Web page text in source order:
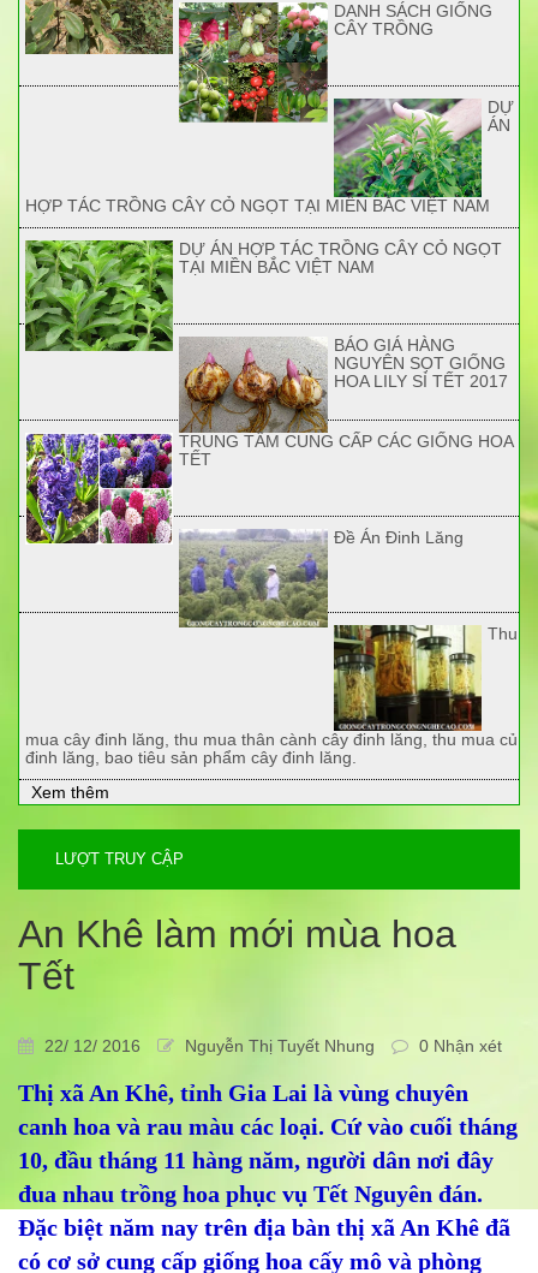
DANH SÁCH GIỐNG
CÂY TRỒNG
DỰ
ÁN
HỢP TÁC TRỒNG CÂY CỎ NGỌT TẠI MIỀN BẮC VIỆT NAM
DỰ ÁN HỢP TÁC TRỒNG CÂY CỎ NGỌT
TẠI MIỀN BẮC VIỆT NAM
BÁO GIÁ HÀNG
NGUYÊN SỌT GIỐNG
HOA LILY SỈ TẾT 2017
TRUNG TÂM CUNG CẤP CÁC GIỐNG HOA
TẾT
Đề Án Đinh Lăng
Thu
mua cây đinh lăng, thu mua thân cành cây đinh lăng, thu mua củ
đinh lăng, bao tiêu sản phẩm cây đinh lăng.
Xem thêm
LƯỢT TRUY CẬP
An Khê làm mới mùa hoa
Tết
22/ 12/ 2016 Nguyễn Thị Tuyết Nhung 0 Nhận xét
Thị xã An Khê, tỉnh Gia Lai là vùng chuyên
canh hoa và rau màu các loại. Cứ vào cuối tháng
10, đầu tháng 11 hàng năm, người dân nơi đây
đua nhau trồng hoa phục vụ Tết Nguyên đán.
Đặc biệt năm nay trên địa bàn thị xã An Khê đã
có cơ sở cung cấp giống hoa cấy mô và phòng